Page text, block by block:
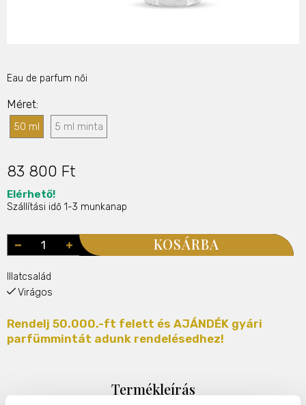
Eau de parfum női
Méret
50 ml 5 ml minta
83 800 Ft
Elérhető!
Szállítási idő 1-3 munkanap
KOSÁRBA
Illatcsalád
Virágos
Rendelj 50.000.-ft felett és AJÁNDÉK gyári
parfümmintát adunk rendelésedhez!
Termékleírás